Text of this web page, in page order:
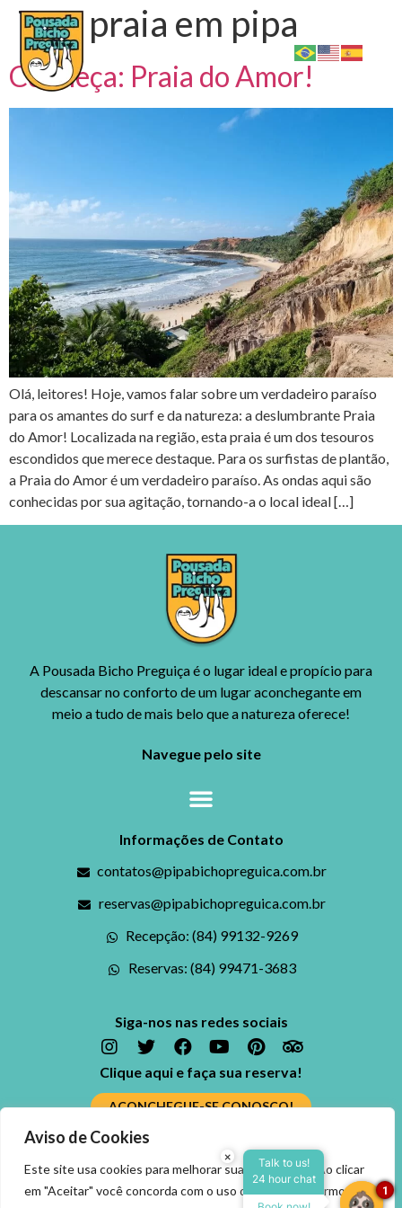
Aviso de Cookies
Este site usa cookies para melhorar sua experiência. Ao clicar
em "Aceitar" você concorda com o uso dos cookies, termos e
Tag:praia em pipa
Conheça: Praia do Amor!
Olá, leitores! Hoje, vamos falar sobre um verdadeiro paraíso
para os amantes do surf e da natureza: a deslumbrante Praia
do Amor! Localizada na região, esta praia é um dos tesouros
escondidos que merece destaque. Para os surfistas de plantão,
a Praia do Amor é um verdadeiro paraíso. As ondas aqui são
conhecidas por sua agitação, tornando-a o local ideal […]
A Pousada Bicho Preguiça é o lugar ideal e propício para
descansar no conforto de um lugar aconchegante em
meio a tudo de mais belo que a natureza oferece!
Navegue pelo site
Informações de Contato
contatos@pipabichopreguica.com.br
reservas@pipabichopreguica.com.br
Recepção: (84) 99132-9269
Reservas: (84) 99471-3683
Siga-nos nas redes sociais
Clique aqui e faça sua reserva!
ACONCHEGUE-SE CONOSCO!
Ficou alguma dúvida? Fale conosco
ENTRE EM CONTATO
Reserve agora, com o
melhor preço
×
Talk to us!
24 hour chat
1